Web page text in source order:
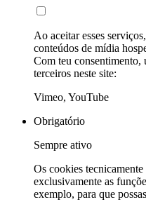
Ao aceitar esses
conteúdos de mídia
Com teu consentimento,
terceiros neste site:
Vimeo, YouTube
Obrigatório
Sempre ativo
Os cookies tecnicamente
exclusivamente as
exemplo, para que